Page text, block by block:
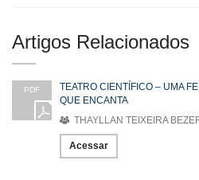
Artigos Relacionados
PDF
TEATRO CIENTÍFICO – UMA
QUE ENCANTA
THAYLLAN TEIXEIRA
Acessar